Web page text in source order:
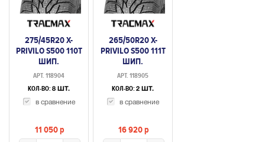
275/45R20 X-
PRIVILO S500 110T
ШИП.
АРТ. 118904
КОЛ-ВО: 8 ШТ.
в сравнение
11 050p
265/50R20 X-
PRIVILO S500 111T
ШИП.
АРТ. 118905
КОЛ-ВО: 2 ШТ.
в сравнение
16 920p